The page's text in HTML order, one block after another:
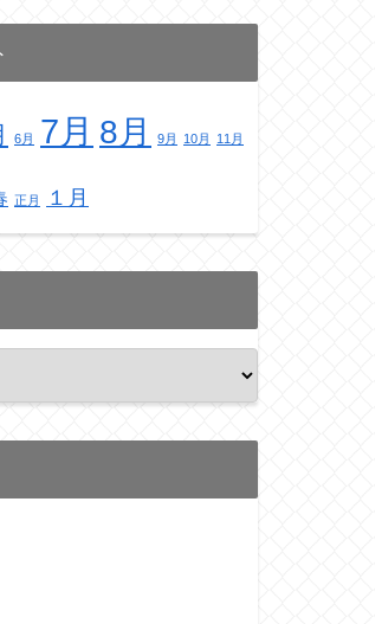
6月 7月 8月 9月 10月 11月
正月 １月